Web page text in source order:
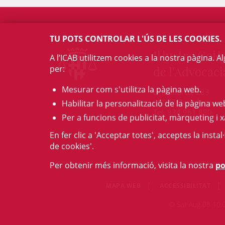
Il·lustre
c/ Mallorca, 283
08037 Barcelona
Tel. 934 961 880
© Sat Aug 08
TU POTS CONTROLAR L'ÚS DE LES COOKIES.
A l’ICAB utilitzem cookies a la nostra
per:
Mesurar com s'utilitza la pàgina web.
Habilitar la personalització de la pàgina
Per a funcions de publicitat, màrqueting i
En fer clic a 'Acceptar totes', acceptes la
de cookies'.
Per obtenir més informació, visita la nostra